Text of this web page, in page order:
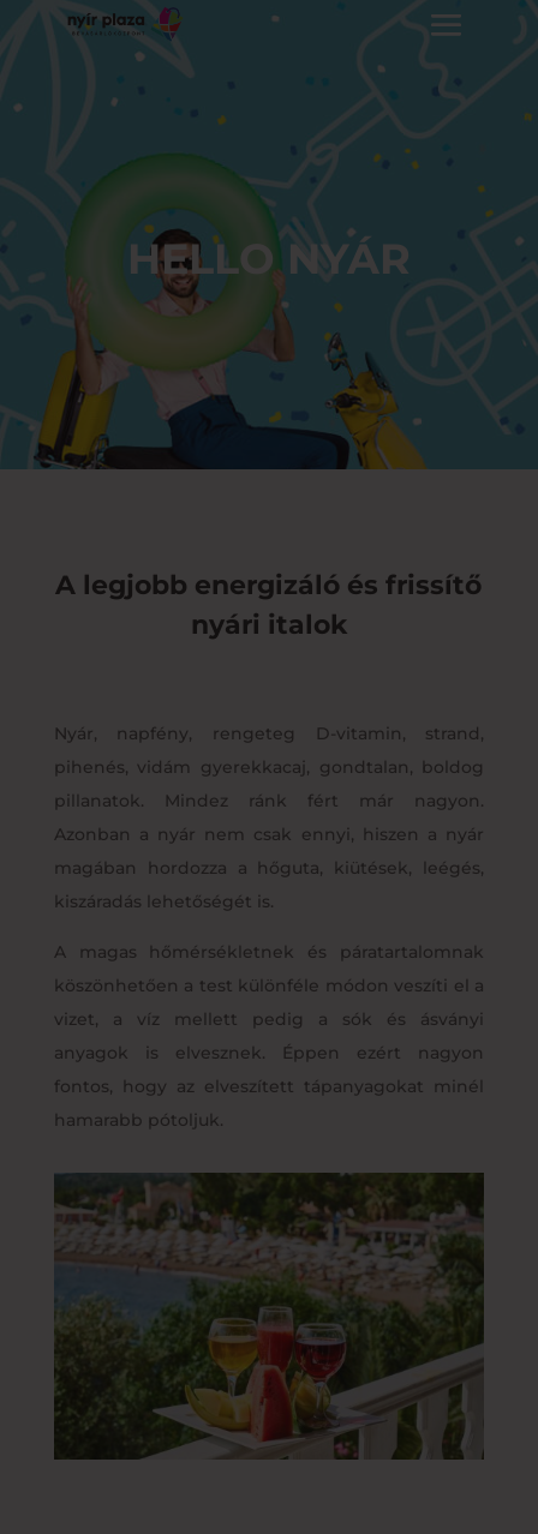
HELLO NYÁR
A legjobb energizáló és frissítő
nyári italok
Nyár, napfény, rengeteg D-vitamin, strand,
pihenés, vidám gyerekkacaj, gondtalan, boldog
pillanatok. Mindez ránk fért már nagyon.
Azonban a nyár nem csak ennyi, hiszen a nyár
magában hordozza a hőguta, kiütések, leégés,
kiszáradás lehetőségét is.
A magas hőmérsékletnek és páratartalomnak
köszönhetően a test különféle módon veszíti el a
vizet, a víz mellett pedig a sók és ásványi
anyagok is elvesznek. Éppen ezért nagyon
fontos, hogy az elveszített tápanyagokat minél
hamarabb pótoljuk.